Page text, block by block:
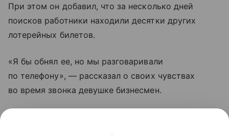
При этом он добавил, что за несколько дней
поисков работники находили десятки других
лотерейных билетов.
«Я бы обнял ее, но мы разговаривали
по телефону», — рассказал о своих чувствах
во время звонка девушке бизнесмен.